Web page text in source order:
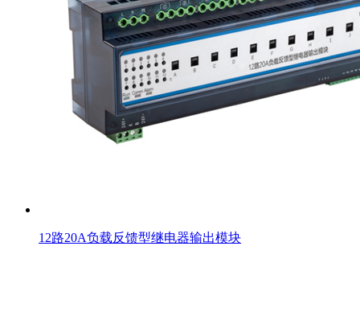
12路20A负载反馈型继电器输出模块